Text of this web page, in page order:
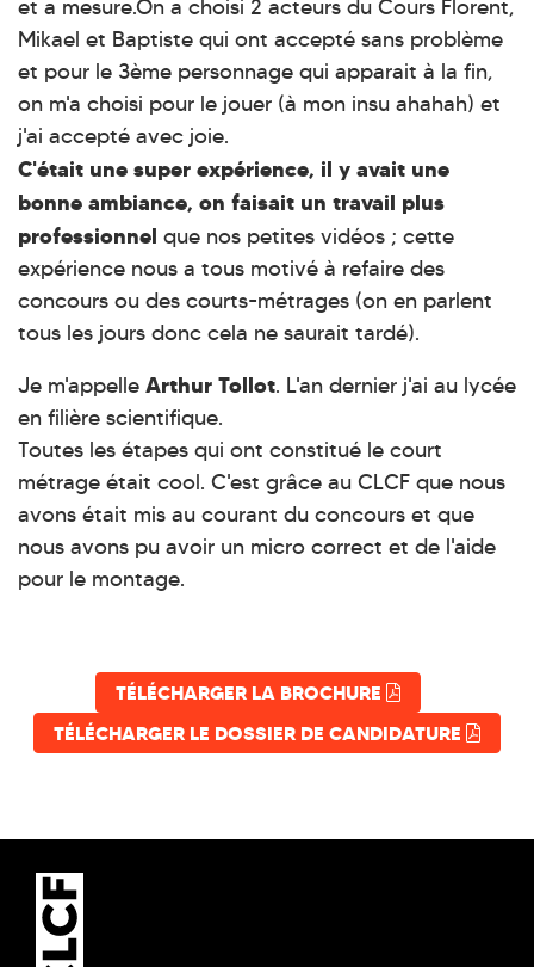
et a mesure.On a choisi 2 acteurs du Cours Florent,
Mikael et Baptiste qui ont accepté sans problème
et pour le 3ème personnage qui apparait à la fin,
on m'a choisi pour le jouer (à mon insu ahahah) et
j'ai accepté avec joie.
C'était une super expérience, il y avait une
bonne ambiance, on faisait un travail plus
professionnel que nos petites vidéos ; cette
expérience nous a tous motivé à refaire des
concours ou des courts-métrages (on en parlent
tous les jours donc cela ne saurait tardé).
Je m'appelle Arthur Tollot. L'an dernier j'ai au lycée
en filière scientifique.
Toutes les étapes qui ont constitué le court
métrage était cool. C'est grâce au CLCF que nous
avons était mis au courant du concours et que
nous avons pu avoir un micro correct et de l'aide
pour le montage.
TÉLÉCHARGER LA BROCHURE
TÉLÉCHARGER LE DOSSIER DE CANDIDATURE